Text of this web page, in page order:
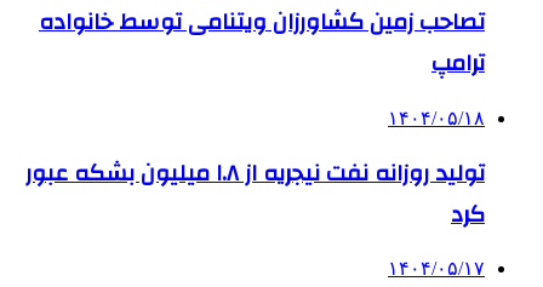
تصاحب زمین کشاورزان ویتنامی توسط خانواده
ترامپ
۱۴۰۴/۰۵/۱۸
تولید روزانه نفت نیجریه از ۱.۸ میلیون بشکه عبور
کرد
۱۴۰۴/۰۵/۱۷